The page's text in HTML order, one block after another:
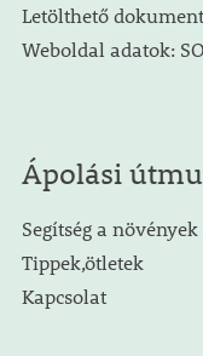
Letölthető
Weboldal adatok:
Ápolási
Segítség a
Tippek,ötletek
Kapcsolat